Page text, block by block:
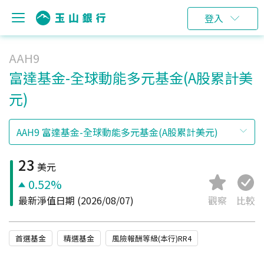
登入
AAH9
富達基金-全球動能多元基金(A股累計美
元)
23 美元
0.52%
最新淨值日期 (2026/08/07) 觀察 比較
首選基金 精選基金 風險報酬等級(本行)RR4